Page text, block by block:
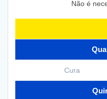
Não é
Cura